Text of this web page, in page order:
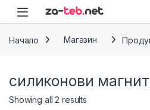
Skip to navigation
Skip to content
Начало Магазин
силиконови
Showing all 2 results